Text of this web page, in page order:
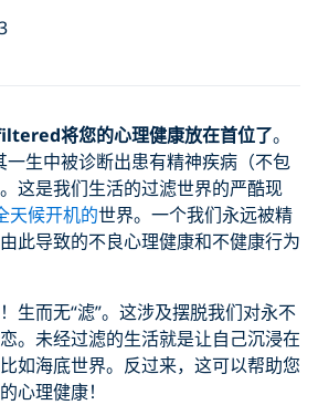
将您的心理健康放在首位了。
一生中被诊断出患有精神疾病（不包
这是我们生活的过滤世界的严酷现
天候开机的世界。一个我们永远被精
此导致的不良心理健康和不健康行为
生而无“滤”。这涉及摆脱我们对永不
。未经过滤的生活就是让自己沉浸在
如海底世界。反过来，这可以帮助您
心理健康！